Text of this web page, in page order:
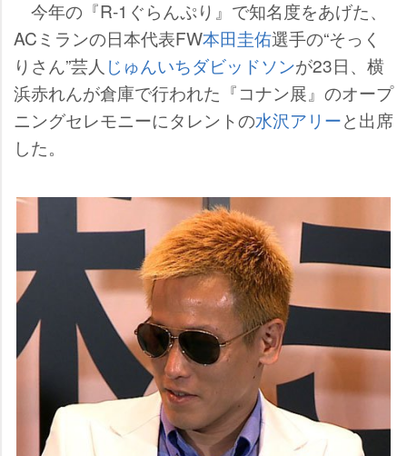
今年の『R-1ぐらんぷり』で知名度をあげた、
ACミランの日本代表FW本田圭佑選手の“そっく
りさん”芸人 じゅんいちダビッドソンが23日、横
浜赤れんが倉庫で行われた『コナン展』のオープ
ニングセレモニーにタレントの水沢アリーと出席
した。